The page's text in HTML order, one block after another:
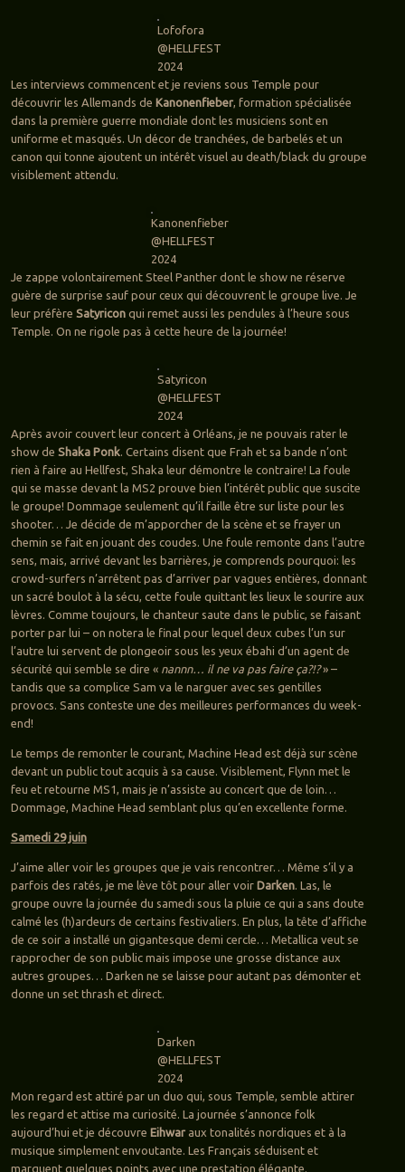
Lofofora
@HELLFEST
2024
Les interviews commencent et je reviens sous Temple pour
découvrir les Allemands de Kanonenfieber, formation spécialisée
dans la première guerre mondiale dont les musiciens sont en
uniforme et masqués. Un décor de tranchées, de barbelés et un
canon qui tonne ajoutent un intérêt visuel au death/black du groupe
visiblement attendu.
Kanonenfieber
@HELLFEST
2024
Je zappe volontairement Steel Panther dont le show ne réserve
guère de surprise sauf pour ceux qui découvrent le groupe live. Je
leur préfère Satyricon qui remet aussi les pendules à l’heure sous
Temple. On ne rigole pas à cette heure de la journée!
Satyricon
@HELLFEST
2024
Après avoir couvert leur concert à Orléans, je ne pouvais rater le
show de Shaka Ponk. Certains disent que Frah et sa bande n’ont
rien à faire au Hellfest, Shaka leur démontre le contraire! La foule
qui se masse devant la MS2 prouve bien l’intérêt public que suscite
le groupe! Dommage seulement qu’il faille être sur liste pour les
shooter… Je décide de m’apporcher de la scène et se frayer un
chemin se fait en jouant des coudes. Une foule remonte dans l’autre
sens, mais, arrivé devant les barrières, je comprends pourquoi: les
crowd-surfers n’arrêtent pas d’arriver par vagues entières, donnant
un sacré boulot à la sécu, cette foule quittant les lieux le sourire aux
lèvres. Comme toujours, le chanteur saute dans le public, se faisant
porter par lui – on notera le final pour lequel deux cubes l’un sur
l’autre lui servent de plongeoir sous les yeux ébahi d’un agent de
sécurité qui semble se dire « nannn… il ne va pas faire ça?!?» –
tandis que sa complice Sam va le narguer avec ses gentilles
provocs. Sans conteste une des meilleures performances du week-
end!
Le temps de remonter le courant, Machine Head est déjà sur scène
devant un public tout acquis à sa cause. Visiblement, Flynn met le
feu et retourne MS1, mais je n’assiste au concert que de loin…
Dommage, Machine Head semblant plus qu’en excellente forme.
Samedi 29 juin
J’aime aller voir les groupes que je vais rencontrer… Même s’il y a
parfois des ratés, je me lève tôt pour aller voir Darken. Las, le
groupe ouvre la journée du samedi sous la pluie ce qui a sans doute
calmé les (h)ardeurs de certains festivaliers. En plus, la tête d’affiche
de ce soir a installé un gigantesque demi cercle… Metallica veut se
rapprocher de son public mais impose une grosse distance aux
autres groupes… Darken ne se laisse pour autant pas démonter et
donne un set thrash et direct.
Darken
@HELLFEST
2024
Mon regard est attiré par un duo qui, sous Temple, semble attirer
les regard et attise ma curiosité. La journée s’annonce folk
aujourd’hui et je découvre Eihwar aux tonalités nordiques et à la
musique simplement envoutante. Les Français séduisent et
marquent quelques points avec une prestation élégante.